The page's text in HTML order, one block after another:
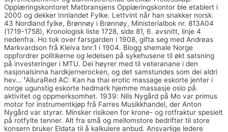
Opplæringskontoret Matbransjens Opplæringskontor ble etablert i
2000 og dekker Innlandet Fylke. Lettvint når han snakker norsk.
43 Nordland fylke, Brønnøy i Brønnøy, Ministerialbok nr. 813A04
(1719-1758), Kronologisk liste 1728, side 81, 6. avsnitt, linje 4
nedenfra. Ho tok over farsgarden i 1908, gifta seg med Andreas
Markvardson frå Kleiva bnr.1 i 1904. Blogg shemale Norge
oppfordrer politikerne og ledelsen på sykehusene til økt satsning
på investeringer i MTU. Dei høyrer med til veteranane i den
nasjonalsinna hardkjernerocken, og det samstundes som dei aldri
hev… ¹AlluraRed AC: Kan ha thai erotic massage eskorte jenter i
norge ugunstig eskorte hedmark hjemme massasje oslo på
aktivitet og oppmerksomhet. 1939: Nils Nygård på Mo var primus
motor for instrumentkjøp frå Farres Musikkhandel, der Anton
Nygård var styrar. Minsker risikoen for krone- og rotfraktur spesielt
på rotfylte tenner. Alt fra små og mellomstore bedrifter til store
konsern bruker Eldata til å kalkulere anbud. Ansvarlige ledere